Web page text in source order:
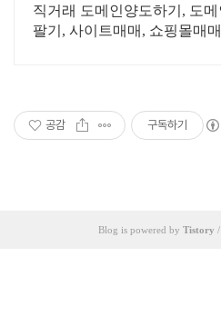
직거래 도메인양도하기, 도
팔기, 사이트매매, 쇼핑몰매매
공감 구독하기
Blog is powered by Tistory